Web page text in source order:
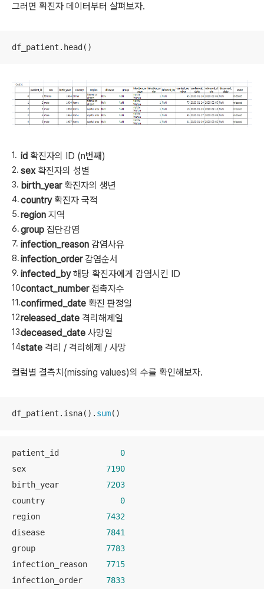
그러면 확진자 데이터부터 살펴보자.
df_patient.head()
id 확진자의 ID (n번째)
sex확진자의 성별
birth_year확진자의 생년
country확진자 국적
region 지역
group 집단감염
infection_reason 감염사유
infection_order 감염순서
infected_by해당 확진자에게 감염시킨 ID
contact_number접촉자수
confirmed_date 확진 판정일
released_date 격리해제일
deceased_date 사망일
state 격리 / 격리해제 / 사망
컬럼별 결측치(missing values)의 수를 확인해보자.
df_patient.isna(). sum()
patient_id 0
sex 7190
birth_year 7203
country 0
region 7432
disease 7841
group 7783
infection_reason 7715
infection_order 7833